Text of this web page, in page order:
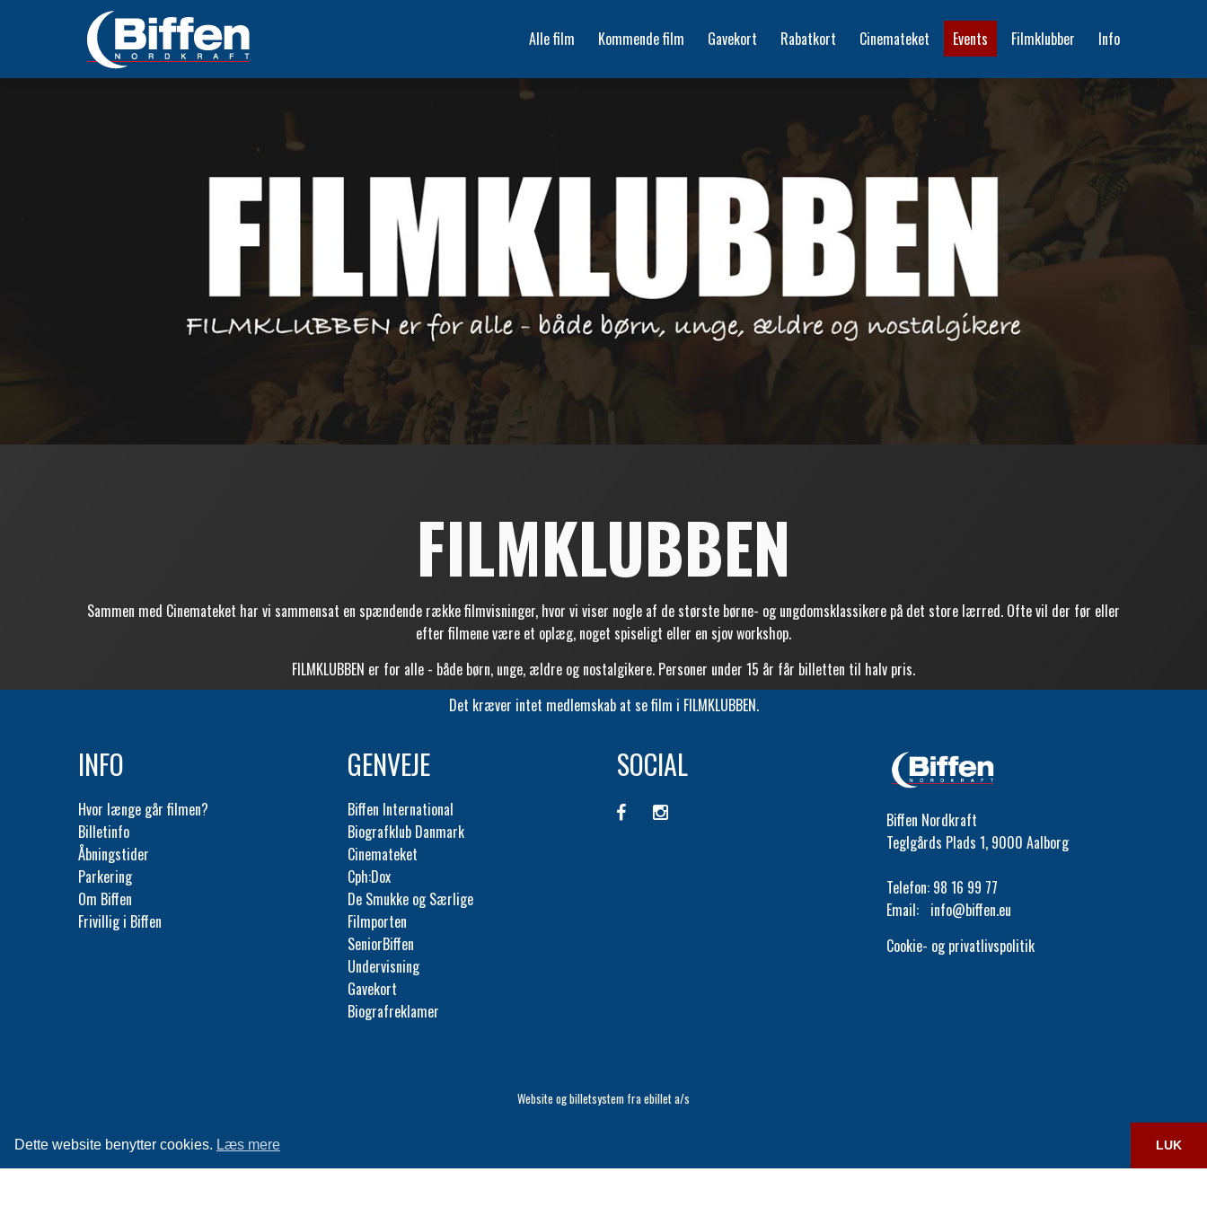
Dette website benytter cookies. Læs mere LUK
Alle film Kommende film Gavekort Rabatkort Cinemateket Events Filmklubber Info
FILMKLUBBEN
Sammen med Cinemateket har vi sammensat en spændende række filmvisninger, hvor vi viser nogle af de største børne- og ungdomsklassikere på det store lærred. Ofte vil der før eller
efter filmene være et oplæg, noget spiseligt eller en sjov workshop.
FILMKLUBBEN er for alle - både børn, unge, ældre og nostalgikere. Personer under 15 år får billetten til halv pris.
Det kræver intet medlemskab at se film i FILMKLUBBEN.
INFO
Hvor længe går filmen?
Billetinfo
Åbningstider
Parkering
Om Biffen
Frivillig i Biffen
GENVEJE
Biffen International
Biografklub Danmark
Cinemateket
Cph:Dox
De Smukke og Særlige
Filmporten
SeniorBiffen
Undervisning
Gavekort
Biografreklamer
SOCIAL
Biffen Nordkraft
Teglgårds Plads 1, 9000 Aalborg
Telefon: 98 16 99 77
Email: info@biffen.eu
Cookie- og privatlivspolitik
Website og billetsystem fra ebillet a/s